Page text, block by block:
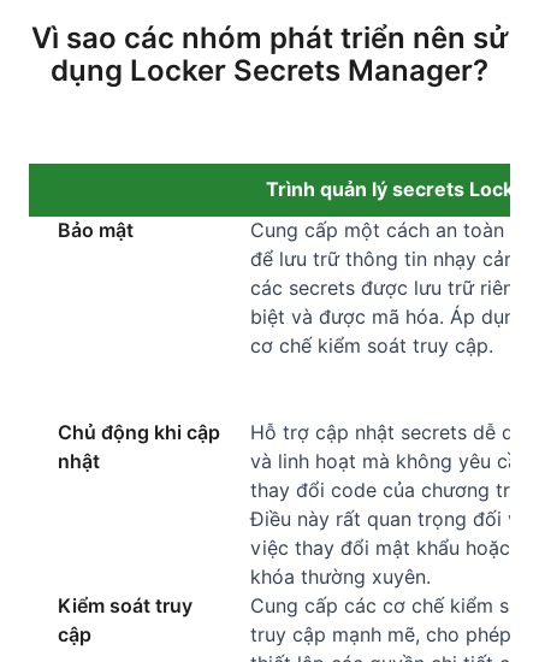
Vì sao các nhóm phát triển nên sử
dụng Locker Secrets Manager?
Trình quản lý secrets Locker
Bảo mật
Cung cấp một cách an toàn
để lưu trữ thông tin nhạy cảm
các secrets được lưu trữ riêng
biệt và được mã hóa. Áp dụng
cơ chế kiểm soát truy cập.
Chủ động khi cập
nhật
Hỗ trợ cập nhật secrets dễ
và linh hoạt mà không yêu cầu
thay đổi code của chương
Điều này rất quan trọng đối với
việc thay đổi mật khẩu hoặc
khóa thường xuyên.
Kiểm soát truy
cập
Cung cấp các cơ chế kiểm soát
truy cập mạnh mẽ, cho phép